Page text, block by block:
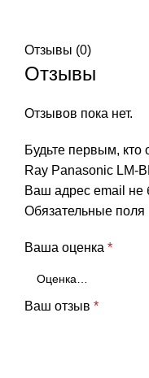
Отзывы (0)
Отзывы
Отзывов пока нет.
Будьте первым, кто
Ray Panasonic LM-
Ваш адрес email не
Обязательные
Ваша оценка *
Ваш отзыв *